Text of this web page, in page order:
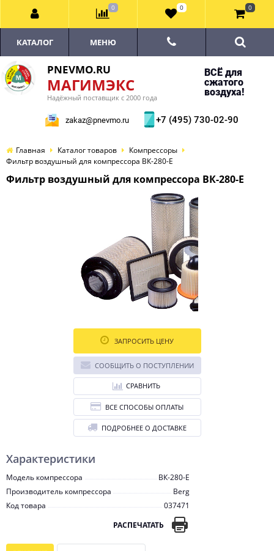
PNEVMO.RU
МАГИМЭКС
Надёжный поставщик с 2000 года
ВСЁ для
сжатого
воздуха!
zakaz@pnevmo.ru +7 (495) 730-02-90
КАТАЛОГ МЕНЮ
Главная Каталог товаров
Компрессоры
Фильтр воздушный для компрессора ВК-280-E
Фильтр воздушный для компрессора ВК-280-E
Характеристики
Модель компрессора
ВК-280-E
Производитель компрессора
Berg
Код товара
037471
РАСПЕЧАТАТЬ
ЗАПРОСИТЬ ЦЕНУ
СООБЩИТЬ О ПОСТУПЛЕНИИ
СРАВНИТЬ
ВСЕ СПОСОБЫ ОПЛАТЫ
ПОДРОБНЕЕ О ДОСТАВКЕ
0 0 0